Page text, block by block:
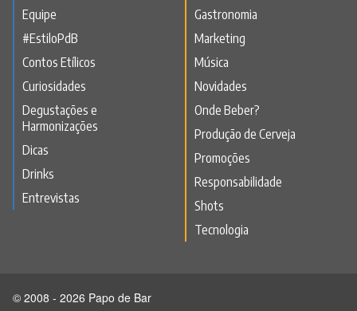
Equipe
#EstiloPdB
Contos Etílicos
Curiosidades
Degustações e
Harmonizações
Dicas
Drinks
Entrevistas
Gastronomia
Marketing
Música
Novidades
Onde Beber?
Produção de Cerveja
Promoções
Responsabilidade
Shots
Tecnologia
© 2008 - 2026 Papo de Bar